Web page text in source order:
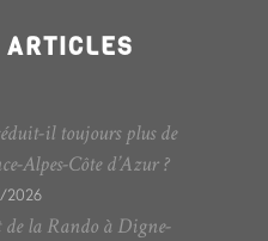
il toujours plus de
Alpes-Côte d’Azur ?
2026
de la Rando à Digne-